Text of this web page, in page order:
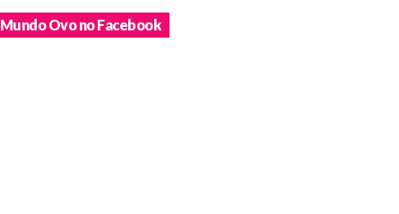
Mundo Ovo no Facebook